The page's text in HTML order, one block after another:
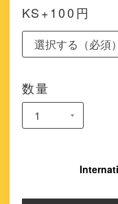
KS+100円
数量